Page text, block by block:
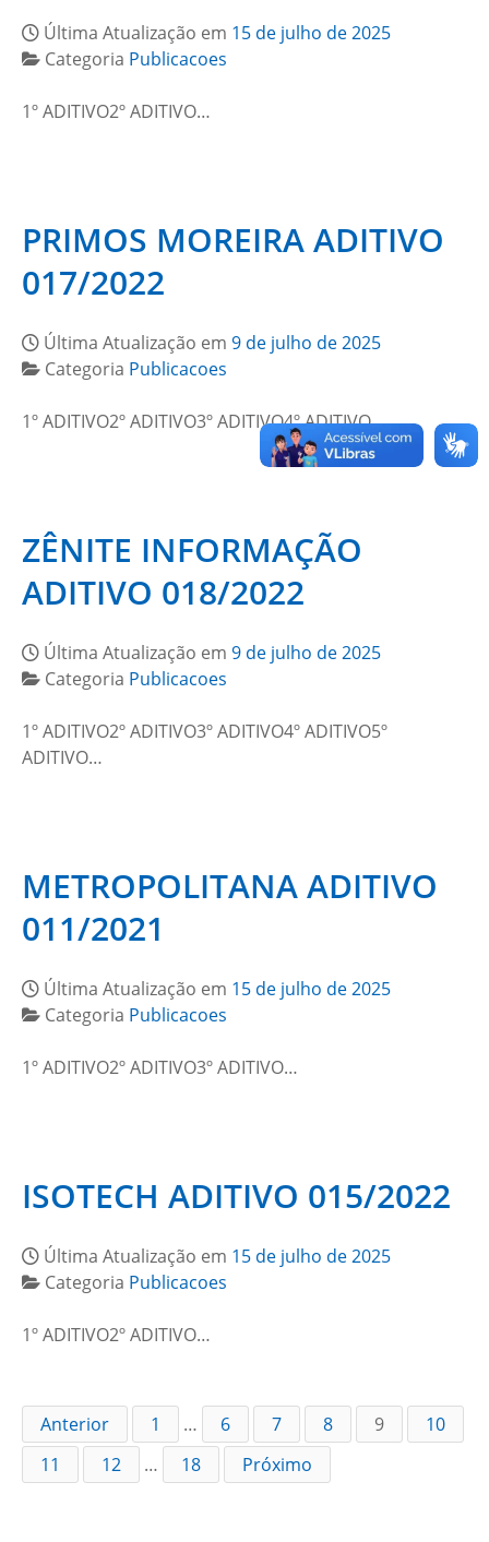
Última Atualização em 15 de julho de 2025
Categoria Publicacoes
1º ADITIVO2º ADITIVO…
PRIMOS MOREIRA ADITIVO
017/2022
Última Atualização em 9 de julho de 2025
Categoria Publicacoes
1º ADITIVO2º ADITIVO3º ADITIVO4º ADITIVO…
ZÊNITE INFORMAÇÃO
ADITIVO 018/2022
Última Atualização em 9 de julho de 2025
Categoria Publicacoes
1º ADITIVO2º ADITIVO3º ADITIVO4º ADITIVO5º
ADITIVO…
METROPOLITANA ADITIVO
011/2021
Última Atualização em 15 de julho de 2025
Categoria Publicacoes
1º ADITIVO2º ADITIVO3º ADITIVO…
ISOTECH ADITIVO 015/2022
Última Atualização em 15 de julho de 2025
Categoria Publicacoes
1º ADITIVO2º ADITIVO…
Anterior 1 … 6 7 8 9
10
11
12 … 18 Próximo